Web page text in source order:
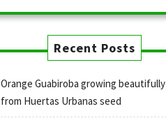
Recent Posts
Orange Guabiroba growing beautifully
from Huertas Urbanas seed